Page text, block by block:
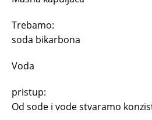
Trebamo:
soda bikarbona
Voda
pristup:
Od sode i vode stvaramo